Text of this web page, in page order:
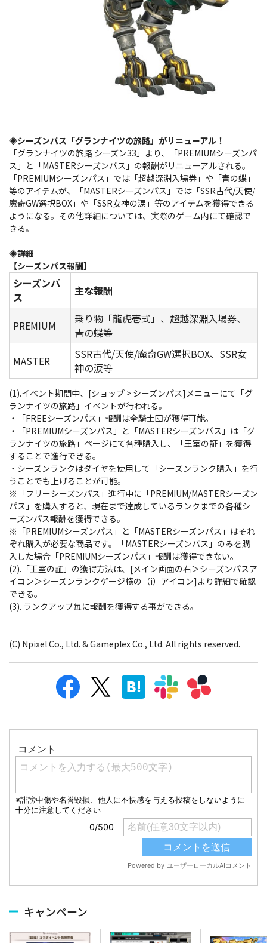
◈シーズンパス「グランナイツの旅路」がリニューアル！
「グランナイツの旅路 シーズン33」より、「PREMIUMシーズンパ
ス」と「MASTERシーズンパス」の報酬がリニューアルされる。
「PREMIUMシーズンパス」では「超越深淵入場券」や「青の蝶」
等のアイテムが、「MASTERシーズンパス」では「SSR古代/天使/
魔奇GW選択BOX」や「SSR女神の涙」等のアイテムを獲得できる
ようになる。その他詳細については、実際のゲーム内にて確認で
きる。
◈詳細
【シーズンパス報酬】
シーズンパ
ス
主な報酬
PREMIUM
乗り物「龍虎壱式」、超越深淵入場券、
青の蝶等
MASTER
SSR古代/天使/魔奇GW選択BOX、SSR女
神の涙等
(1).イベント期間中、[ショップ > シーズンパス]メニューにて「グ
ランナイツの旅路」イベントが行われる。
・「FREEシーズンパス」報酬は全騎士団が獲得可能。
・「PREMIUMシーズンパス」と「MASTERシーズンパス」は「グ
ランナイツの旅路」ページにて各種購入し、「王室の証」を獲得
することで進行できる。
・シーズンランクはダイヤを使用して「シーズンランク購入」を行
うことでも上げることが可能。
※「フリーシーズンパス」進行中に「PREMIUM/MASTERシーズン
パス」を購入すると、現在まで達成しているランクまでの各種シ
ーズンパス報酬を獲得できる。
※「PREMIUMシーズンパス」と「MASTERシーズンパス」はそれ
ぞれ購入が必要な商品です。「MASTERシーズンパス」のみを購
入した場合「PREMIUMシーズンパス」報酬は獲得できない。
(2).「王室の証」の獲得方法は、[メイン画面の右＞シーズンパスア
イコン＞シーズンランクゲージ横の（i）アイコン]より詳細で確認
できる。
(3). ランクアップ毎に報酬を獲得する事ができる。
(C) Npixel Co., Ltd. & Gameplex Co., Ltd. All rights reserved.
キャンペーン